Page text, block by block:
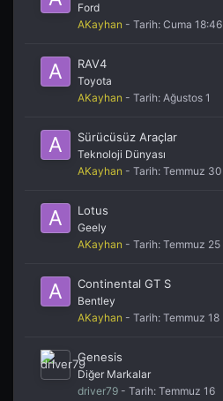
Ford
AKayhan - Tarih: Cuma 18:46
RAV4
Toyota
AKayhan - Tarih: Ağustos 1
Sürücüsüz Araçlar
Teknoloji Dünyası
AKayhan - Tarih: Temmuz 30
Lotus
Geely
AKayhan - Tarih: Temmuz 25
Continental GT S
Bentley
AKayhan - Tarih: Temmuz 18
Genesis
Diğer Markalar
driver79 - Tarih: Temmuz 16